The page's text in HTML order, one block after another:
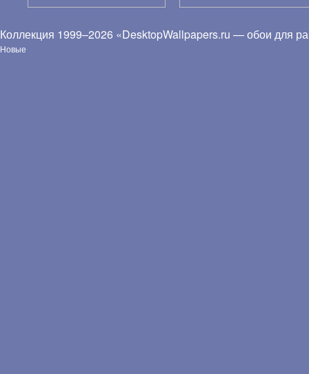
Коллекция 1999–2026 «DesktopWallpapers.ru — обои для